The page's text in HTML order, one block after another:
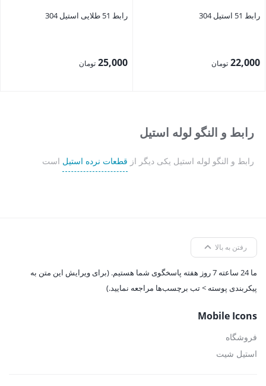
رابط 51 استیل 304
22,000 تومان
رابط 51 طلایی استیل 304
25,000 تومان
رابط و النگو لوله استیل
رابط و النگو لوله استیل یکی دیگر از قطعات نرده استیل است
رفتن به بالا
ما 24 ساعته 7 روز هفته پاسخگوی شما هستیم. (برای ویرایش این متن به
پیکربندی پوسته > تب برچسب‌ها مراجعه نمایید.)
Mobile Icons
فروشگاه
استیل شیت